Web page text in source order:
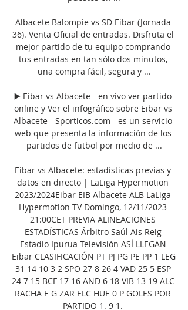
Albacete Balompie vs SD Eibar (Jornada
36). Venta Oficial de entradas. Disfruta el
mejor partido de tu equipo comprando
tus entradas en tan sólo dos minutos,
una compra fácil, segura y ...
▶️ Eibar vs Albacete - en vivo ver partido
online y Ver el infográfico sobre Eibar vs
Albacete - Sporticos.com - es un servicio
web que presenta la información de los
partidos de futbol por medio de ...
Eibar vs Albacete: estadísticas previas y
datos en directo | LaLiga Hypermotion
2023/2024Eibar EIB Albacete ALB LaLiga
Hypermotion TV Domingo, 12/11/2023
21:00CET PREVIA ALINEACIONES
ESTADÍSTICAS Árbitro Saúl Ais Reig
Estadio Ipurua Televisión ASÍ LLEGAN
Eibar CLASIFICACIÓN PT PJ PG PE PP 1 LEG
31 14 10 3 2 SPO 27 8 26 4 VAD 25 5 ESP
24 7 15 BCF 17 16 AND 6 18 VIB 13 19 ALC
RACHA E G ZAR ELC HUE 0 P GOLES POR
PARTIDO 1. 9 1.